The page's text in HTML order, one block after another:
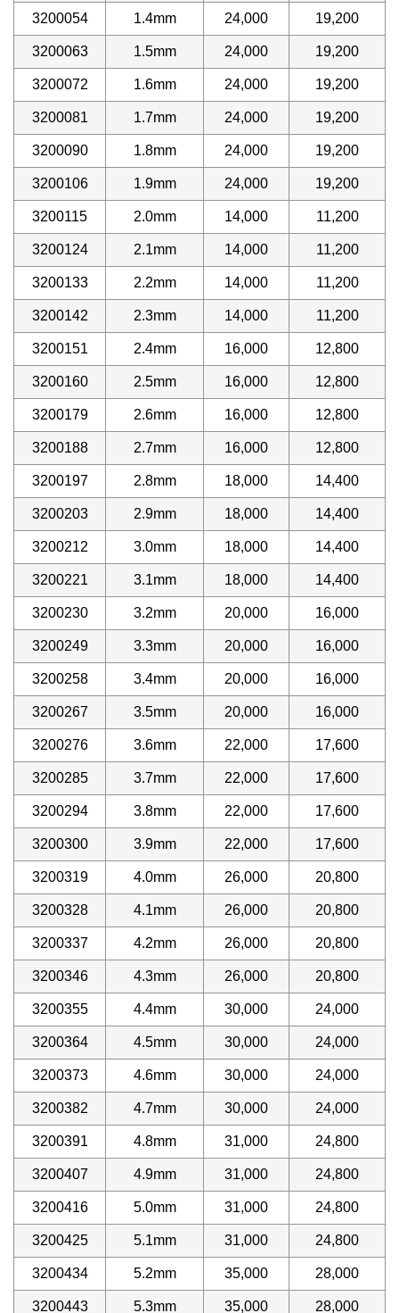
3200054 1.4mm 24,000 19,200
3200063 1.5mm 24,000 19,200
3200072 1.6mm 24,000 19,200
3200081 1.7mm 24,000 19,200
3200090 1.8mm 24,000 19,200
3200106 1.9mm 24,000 19,200
3200115 2.0mm 14,000 11,200
3200124 2.1mm 14,000 11,200
3200133 2.2mm 14,000 11,200
3200142 2.3mm 14,000 11,200
3200151 2.4mm 16,000 12,800
3200160 2.5mm 16,000 12,800
3200179 2.6mm 16,000 12,800
3200188 2.7mm 16,000 12,800
3200197 2.8mm 18,000 14,400
3200203 2.9mm 18,000 14,400
3200212 3.0mm 18,000 14,400
3200221 3.1mm 18,000 14,400
3200230 3.2mm 20,000 16,000
3200249 3.3mm 20,000 16,000
3200258 3.4mm 20,000 16,000
3200267 3.5mm 20,000 16,000
3200276 3.6mm 22,000 17,600
3200285 3.7mm 22,000 17,600
3200294 3.8mm 22,000 17,600
3200300 3.9mm 22,000 17,600
3200319 4.0mm 26,000 20,800
3200328 4.1mm 26,000 20,800
3200337 4.2mm 26,000 20,800
3200346 4.3mm 26,000 20,800
3200355 4.4mm 30,000 24,000
3200364 4.5mm 30,000 24,000
3200373 4.6mm 30,000 24,000
3200382 4.7mm 30,000 24,000
3200391 4.8mm 31,000 24,800
3200407 4.9mm 31,000 24,800
3200416 5.0mm 31,000 24,800
3200425 5.1mm 31,000 24,800
3200434 5.2mm 35,000 28,000
3200443 5.3mm 35,000 28,000